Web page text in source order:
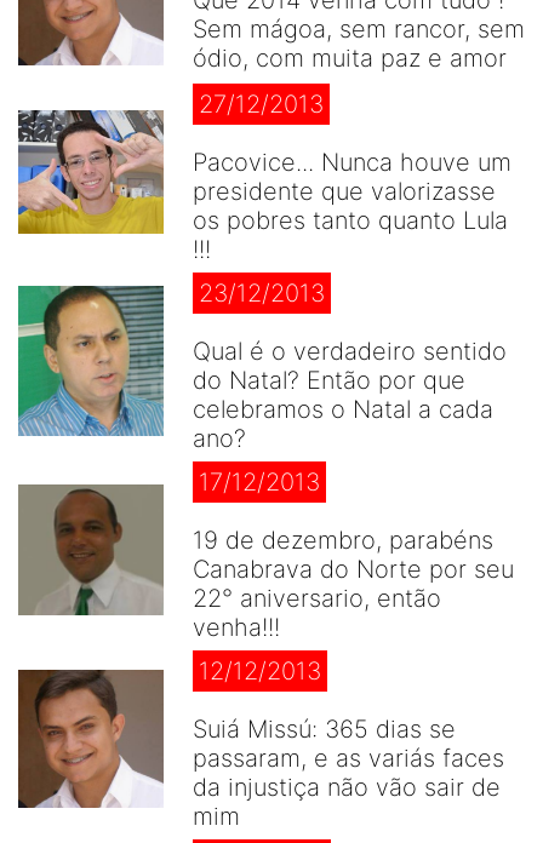
Sem mágoa, sem rancor, sem
ódio, com muita paz e amor
27/12/2013
Pacovice... Nunca houve um
presidente que valorizasse
os pobres tanto quanto Lula
!!!
23/12/2013
Qual é o verdadeiro sentido
do Natal? Então por que
celebramos o Natal a cada
ano?
17/12/2013
19 de dezembro, parabéns
Canabrava do Norte por seu
22° aniversario, então
venha!!!
12/12/2013
Suiá Missú: 365 dias se
passaram, e as variás faces
da injustiça não vão sair de
mim